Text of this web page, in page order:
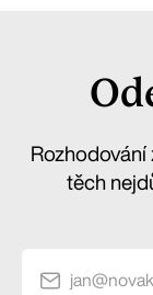
Rozhodování
těch